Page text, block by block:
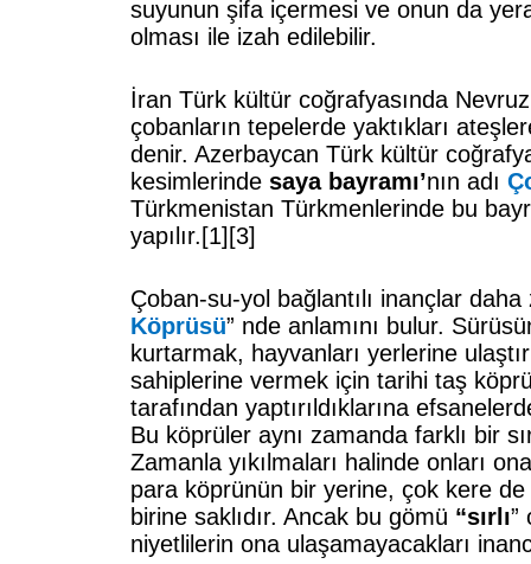
suyunun şifa içermesi ve onun da
olması ile izah edilebilir.
İran Türk kültür coğrafyasında
çobanların tepelerde yaktıkları
denir. Azerbaycan Türk kültür
kesimlerinde saya bayramı’nın adı
Türkmenistan Türkmenlerinde bu
yapılır. [1] [3]
Çoban-su-yol bağlantılı inançlar daha
Köprüsü” nde anlamını bulur.
kurtarmak, hayvanları yerlerine
sahiplerine vermek için tarihi taş
tarafından yaptırıldıklarına
Bu köprüler aynı zamanda farklı bir
Zamanla yıkılmaları halinde onları
para köprünün bir yerine, çok kere de
birine saklıdır. Ancak bu gömü “sırlı”
niyetlilerin ona ulaşamayacakları